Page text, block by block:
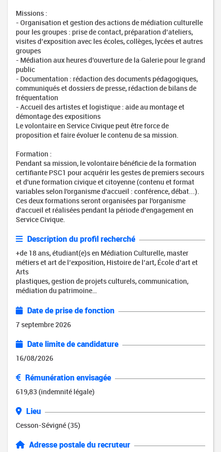
Missions :
- Organisation et gestion des actions de médiation culturelle
pour les groupes : prise de contact, préparation d’ateliers,
visites d’exposition avec les écoles, collèges, lycées et autres
groupes
- Médiation aux heures d’ouverture de la Galerie pour le grand
public
- Documentation : rédaction des documents pédagogiques,
communiqués et dossiers de presse, rédaction de bilans de
fréquentation
- Accueil des artistes et logistique : aide au montage et
démontage des expositions
Le volontaire en Service Civique peut être force de
proposition et faire évoluer le contenu de sa mission.
Formation :
Pendant sa mission, le volontaire bénéficie de la formation
certifiante PSC1 pour acquérir les gestes de premiers secours
et d'une formation civique et citoyenne (contenu et format
variables selon l'organisme d'accueil : conférence, débat...).
Ces deux formations seront organisées par l'organisme
d'accueil et réalisées pendant la période d'engagement en
Service Civique.
Description du profil recherché
+de 18 ans, étudiant(e)s en Médiation Culturelle, master
métiers et art de l’exposition, Histoire de l’art, École d’art et
Arts
plastiques, gestion de projets culturels, communication,
médiation du patrimoine…
Date de prise de fonction
7 septembre 2026
Date limite de candidature
16/08/2026
Rémunération envisagée
619,83 (indemnité légale)
Lieu
Cesson-Sévigné (35)
Adresse postale du recruteur